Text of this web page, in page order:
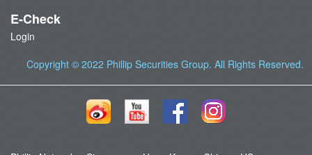
E-Check
Login
Copyright © 2022 Phillip Securities Group. All Rights Reserved.